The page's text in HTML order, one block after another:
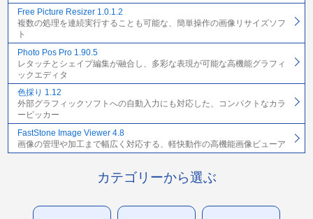
Free Picture Resizer 1.0.1.2
複数の処理を連続実行することも可能な、簡単操作の画像リサイズソフ
ト
Photo Pos Pro 1.90.5
レタッチとシェイプ編集が融合し、多彩な表現が可能な高機能グラフィ
ックエディタ
色採り 1.12
外部グラフィックソフトへの自動入力にも対応した、コンパクトなカラ
ーピッカー
FastStone Image Viewer 4.8
画像の管理や加工まで幅広く対応する、軽快動作の高機能画像ビューア
カテゴリーから選ぶ